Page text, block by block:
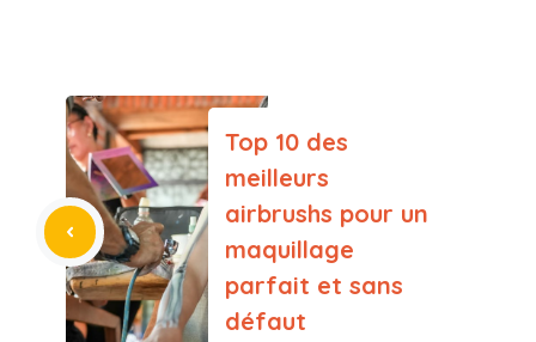
Top 10 des
meilleurs
airbrushs pour un
maquillage
parfait et sans
défaut